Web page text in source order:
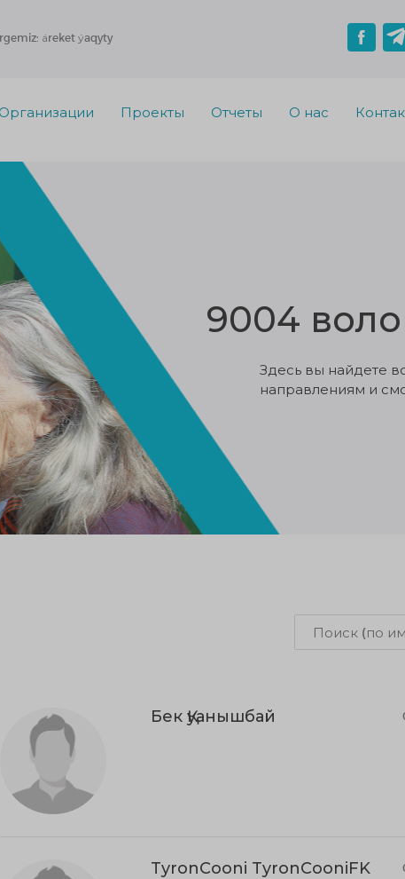
áreket ýaqyty
Организации Проекты Отчеты О нас
9004
Здесь вы найдете
направлениям и
Бек Қуанышбай
TyronCooni TyronCooniFK